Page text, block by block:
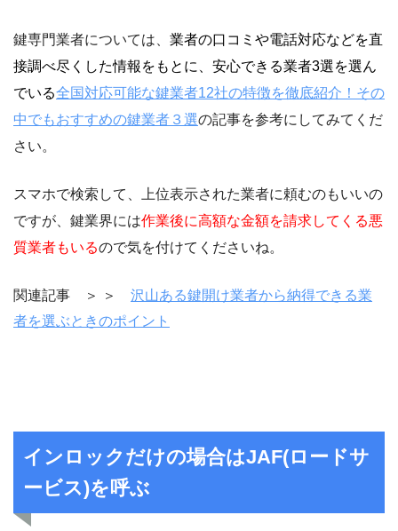
鍵専門業者については、 業者の口コミや電話対応などを直
接調べ尽くした情報をもとに、安心できる業者3選を選ん
でいる全国対応可能な鍵業者12社の特徴を徹底紹介！その
中でもおすすめの鍵業者３選の記事を参考にしてみてくだ
さい。
スマホで検索して、上位表示された業者に頼むのもいいの
ですが、鍵業界には作業後に高額な金額を請求してくる悪
質業者もいるので気を付けてくださいね。
関連記事 ＞ ＞ 沢山ある鍵開け業者から納得できる業
者を選ぶときのポイント
インロックだけの場合はJAF(ロードサ
ービス)を呼ぶ